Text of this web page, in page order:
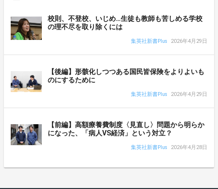
校則、不登校、いじめ…生徒も教師も苦しめる学校
の理不尽を取り除くには
集英社新書Plus 2026年4月29日
【後編】形骸化しつつある国民皆保険をよりよいも
のにするために
集英社新書Plus 2026年4月29日
【前編】高額療養費制度〈見直し〉問題から明らか
になった、「病人VS経済」という対立？
集英社新書Plus 2026年4月28日